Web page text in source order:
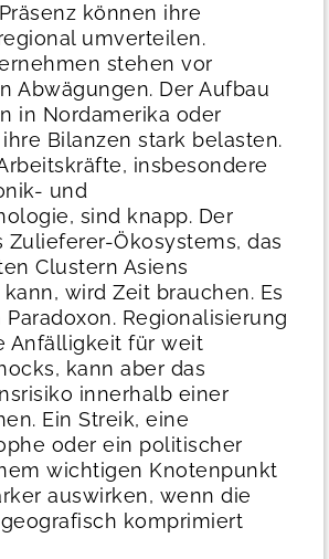
können ihre
umverteilen.
stehen vor
Abwägungen. Der Aufbau
in Nordamerika oder
Bilanzen stark belasten.
insbesondere
und
sind knapp. Der
Zulieferer-Ökosystems, das
Clustern Asiens
wird Zeit brauchen. Es
Regionalisierung
Anfälligkeit für weit
kann aber das
innerhalb einer
Ein Streik, eine
oder ein politischer
wichtigen Knotenpunkt
auswirken, wenn die
komprimiert